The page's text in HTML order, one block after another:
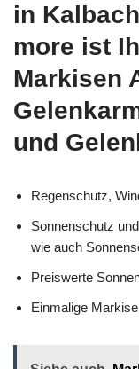
in
more ist
Markisen
und
Regenschutz,
Sonnenschutz
wie auch
Preiswerte
Einmalige